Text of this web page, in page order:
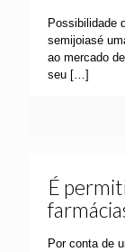
Possibilidade
semijoiasé
ao mercado
seu […]
É
Por conta de